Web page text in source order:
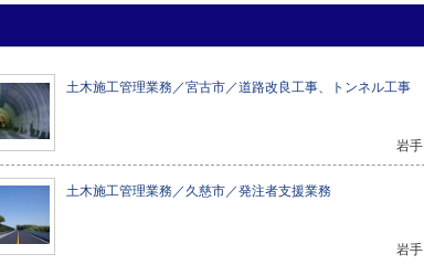
土木施工管理業務／宮古市／道路改良工事、トンネル工事
岩手
土木施工管理業務／久慈市／発注者支援業務
岩手